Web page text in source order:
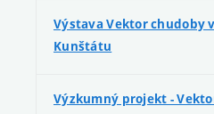
Výstava Vektor chudoby
Kunštátu
Výzkumný projekt -